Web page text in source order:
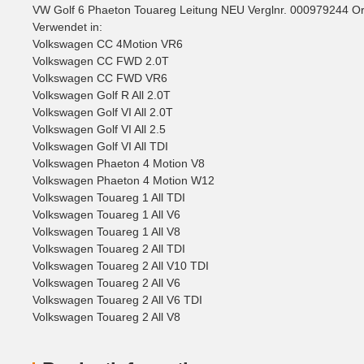
VW Golf 6 Phaeton Touareg Leitung NEU Verglnr. 000979244
Verwendet in:
Volkswagen CC 4Motion VR6
Volkswagen CC FWD 2.0T
Volkswagen CC FWD VR6
Volkswagen Golf R All 2.0T
Volkswagen Golf VI All 2.0T
Volkswagen Golf VI All 2.5
Volkswagen Golf VI All TDI
Volkswagen Phaeton 4 Motion V8
Volkswagen Phaeton 4 Motion W12
Volkswagen Touareg 1 All TDI
Volkswagen Touareg 1 All V6
Volkswagen Touareg 1 All V8
Volkswagen Touareg 2 All TDI
Volkswagen Touareg 2 All V10 TDI
Volkswagen Touareg 2 All V6
Volkswagen Touareg 2 All V6 TDI
Volkswagen Touareg 2 All V8